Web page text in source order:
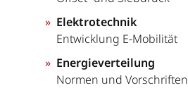
Elektrotechnik
Entwicklung E-Mobilität
Energieverteilung
Normen und Vorschriften